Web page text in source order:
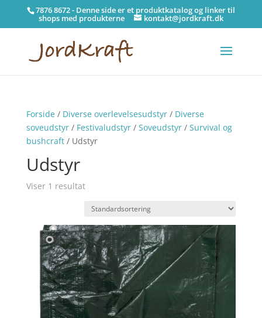
7876 8672 - Denne side er et produktkatalog og linker til
shops med produkterne kontakt@jordkraft.dk
Forside/ Diverse overlevelsesudstyr/ Diverse
soveudstyr/ Festivaludstyr/ Soveudstyr/ Survival og
bushcraft/ Udstyr
Udstyr
Viser 1 resultat